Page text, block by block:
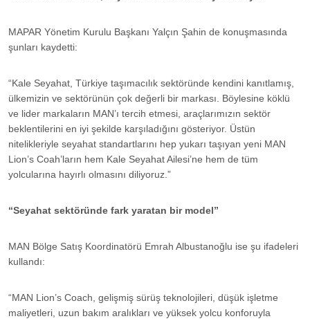
MAPAR Yönetim Kurulu Başkanı Yalçın Şahin de konuşmasında
şunları kaydetti:
“Kale Seyahat, Türkiye taşımacılık sektöründe kendini kanıtlamış,
ülkemizin ve sektörünün çok değerli bir markası. Böylesine köklü
ve lider markaların MAN’ı tercih etmesi, araçlarımızın sektör
beklentilerini en iyi şekilde karşıladığını gösteriyor. Üstün
nitelikleriyle seyahat standartlarını hep yukarı taşıyan yeni MAN
Lion’s Coah’ların hem Kale Seyahat Ailesi’ne hem de tüm
yolcularına hayırlı olmasını diliyoruz.”
“Seyahat sektöründe fark yaratan bir model”
MAN Bölge Satış Koordinatörü Emrah Albustanoğlu ise şu ifadeleri
kullandı:
“MAN Lion’s Coach, gelişmiş sürüş teknolojileri, düşük işletme
maliyetleri, uzun bakım aralıkları ve yüksek yolcu konforuyla